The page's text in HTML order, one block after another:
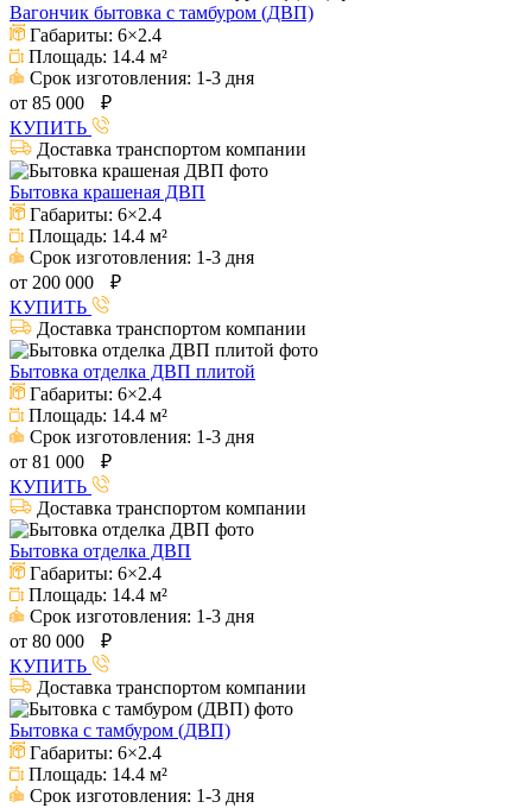
Вагончик бытовка с тамбуром (ДВП)
Габариты: 6×2.4
Площадь: 14.4 м²
Срок изготовления: 1-3 дня
от 85 000
₽
КУПИТЬ
Доставка транспортом компании
Бытовка крашеная ДВП
Габариты: 6×2.4
Площадь: 14.4 м²
Срок изготовления: 1-3 дня
от 200 000
₽
КУПИТЬ
Доставка транспортом компании
Бытовка отделка ДВП плитой
Габариты: 6×2.4
Площадь: 14.4 м²
Срок изготовления: 1-3 дня
от 81 000
₽
КУПИТЬ
Доставка транспортом компании
Бытовка отделка ДВП
Габариты: 6×2.4
Площадь: 14.4 м²
Срок изготовления: 1-3 дня
от 80 000
₽
КУПИТЬ
Доставка транспортом компании
Бытовка с тамбуром (ДВП)
Габариты: 6×2.4
Площадь: 14.4 м²
Срок изготовления: 1-3 дня